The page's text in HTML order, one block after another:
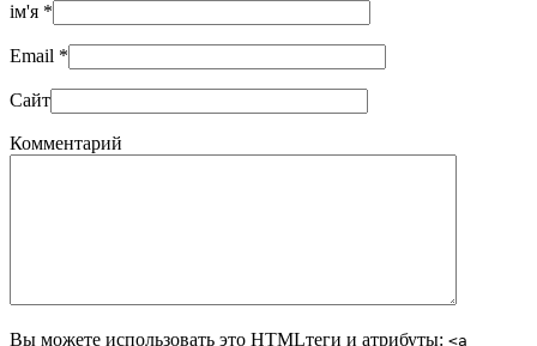
ім'я *
Email *
Сайт
Комментарий
Вы можете использовать это HTMLтеги и атрибуты: <a